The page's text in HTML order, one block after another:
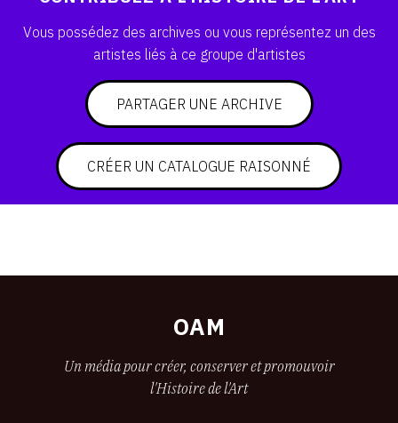
CRÉER SON CATALOGUE RAISONNÉ
ABONNEMENTS DÉDIÉS AUX GALERISTES
CRÉER SON SITE ARTISTE
CRÉER SON CATALOGUE D'EXPO
PUBLIER SES EXPOSITIONS
À PROPOS D'OAM
Vous possédez des archives ou vous représentez un des
artistes liés à ce groupe d'artistes
PARTAGER UNE ARCHIVE
CRÉER UN CATALOGUE RAISONNÉ
OAM
Un média pour créer, conserver et promouvoir
l'Histoire de l'Art